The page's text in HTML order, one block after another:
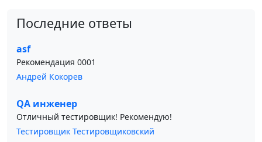
Последние ответы
asf
Рекомендация 0001
Андрей Кокорев
QA инженер
Отличный тестировщик! Рекомендую!
Тестировщик Тестировщиковский